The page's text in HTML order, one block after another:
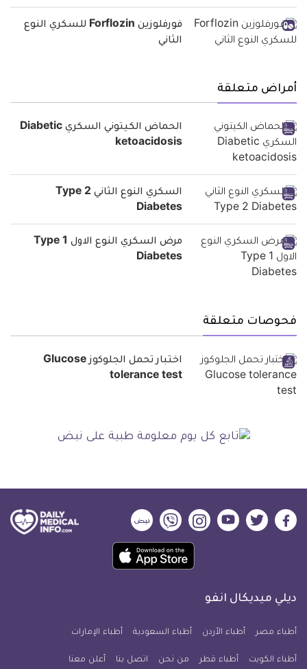
فورفلوزين Forflozin للسكري النوع
الثاني
أمراض متعلقة
الحماض الكيتوني السكري Diabetic
ketoacidosis
السكري النوع الثاني Type 2
Diabetes
مرض السكري النوع الاول Type 1
Diabetes
فحوصات متعلقة
اختبار تحمل الجلوكوز Glucose
tolerance test
ديلي
فيسبوك
ديلي
تويتر
ديلي
ميديكال
يوتيوب
ديلي
ميديكال
انفو
ديلي
ميديكال
انفو
ديلي
ميديكال
انفو
حمل
تطبيق
معلومة
للآيفون
ديلي ميديكال انفو
أطباء مصر أطباء الأردن أطباء السعودية أطباء الإمارات
أطباء الكويت أطباء قطر من نحن اتصل بنا أعلن معنا